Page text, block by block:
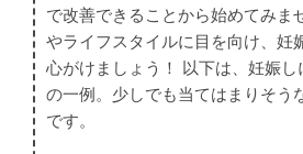
で改善できることから始めてみま
やライフスタイルに目を向け、妊
心がけましょう！ 以下は、妊娠
の一例。少しでも当てはまりそう
です。